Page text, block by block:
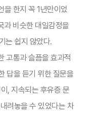
을 한지 꼭 1년만이었
과 비슷한 대일감정을
는 쉽지 않았다.
고통과 슬픔을 효과적
답을 듣기 위한 질문을
, 지속되는 후유증 문
려놓을 수 있었다는 차